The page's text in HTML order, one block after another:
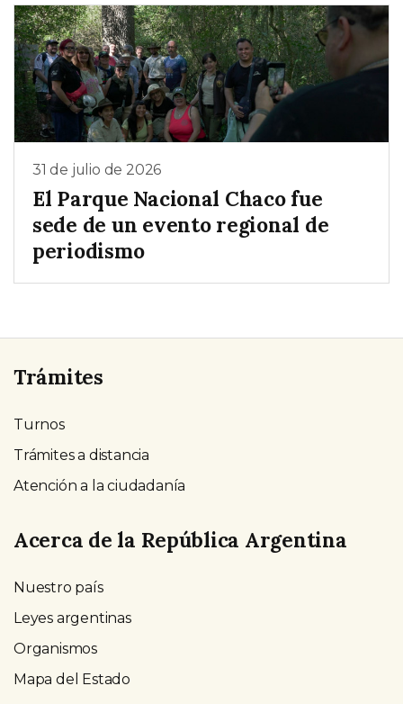
31 de julio de 2026
El Parque Nacional Chaco fue
sede de un evento regional de
periodismo
Trámites
Turnos
Trámites a distancia
Atención a la ciudadanía
Acerca de la República Argentina
Nuestro país
Leyes argentinas
Organismos
Mapa del Estado